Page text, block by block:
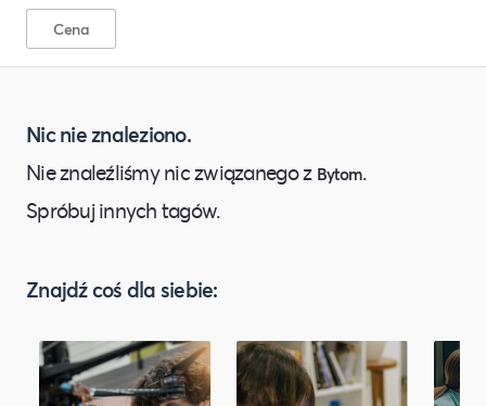
Cena
Nic nie znaleziono.
Nie znaleźliśmy nic związanego z Bytom.
Spróbuj innych tagów.
Znajdź coś dla siebie: